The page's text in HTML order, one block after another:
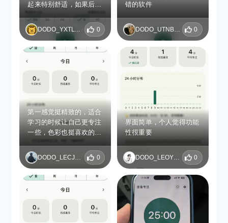
起来特别舒适，如果后期
了。
DODO_YXTLYZBE 0
错的软件
DODO_UTNBYKNQ 0
第一感觉挺精致的，适合
学习的时候让自己更专注
一些，色彩也挺喜欢的，
DODO_LECJYXEI 0
界面简单，个人觉得功能
性很重要
DODO_LEOYWSQI 0